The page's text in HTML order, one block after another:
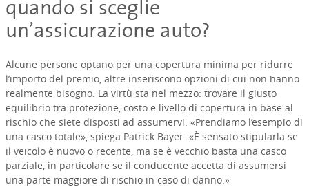
quando si sceglie
un’assicurazione auto?
Alcune persone optano per una copertura minima per ridurre
l’importo del premio, altre inseriscono opzioni di cui non hanno
realmente bisogno. La virtù sta nel mezzo: trovare il giusto
equilibrio tra protezione, costo e livello di copertura in base al
rischio che siete disposti ad assumervi. «Prendiamo l’esempio di
una casco totale», spiega Patrick Bayer. «È sensato stipularla se
il veicolo è nuovo o recente, ma se è vecchio basta una casco
parziale, in particolare se il conducente accetta di assumersi
una parte maggiore di rischio in caso di danno.»